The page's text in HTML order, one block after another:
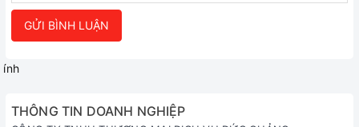
GỬI BÌNH LUẬN
ính
THÔNG TIN DOANH NGHIỆP